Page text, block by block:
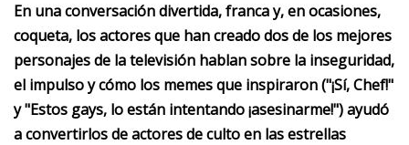
En una conversación divertida, franca y, en ocasiones,
coqueta, los actores que han creado dos de los mejores
personajes de la televisión hablan sobre la inseguridad,
el impulso y cómo los memes que inspiraron ("¡Sí, Chef!"
y "Estos gays, lo están intentando ¡asesinarme!") ayudó
a convertirlos de actores de culto en las estrellas